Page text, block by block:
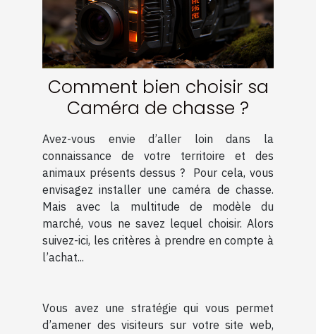
Comment bien choisir sa
Caméra de chasse ?
Avez-vous envie d’aller loin dans la
connaissance de votre territoire et des
animaux présents dessus ? Pour cela, vous
envisagez installer une caméra de chasse.
Mais avec la multitude de modèle du
marché, vous ne savez lequel choisir. Alors
suivez-ici, les critères à prendre en compte à
l’achat...
Vous avez une stratégie qui vous permet
d’amener des visiteurs sur votre site web,